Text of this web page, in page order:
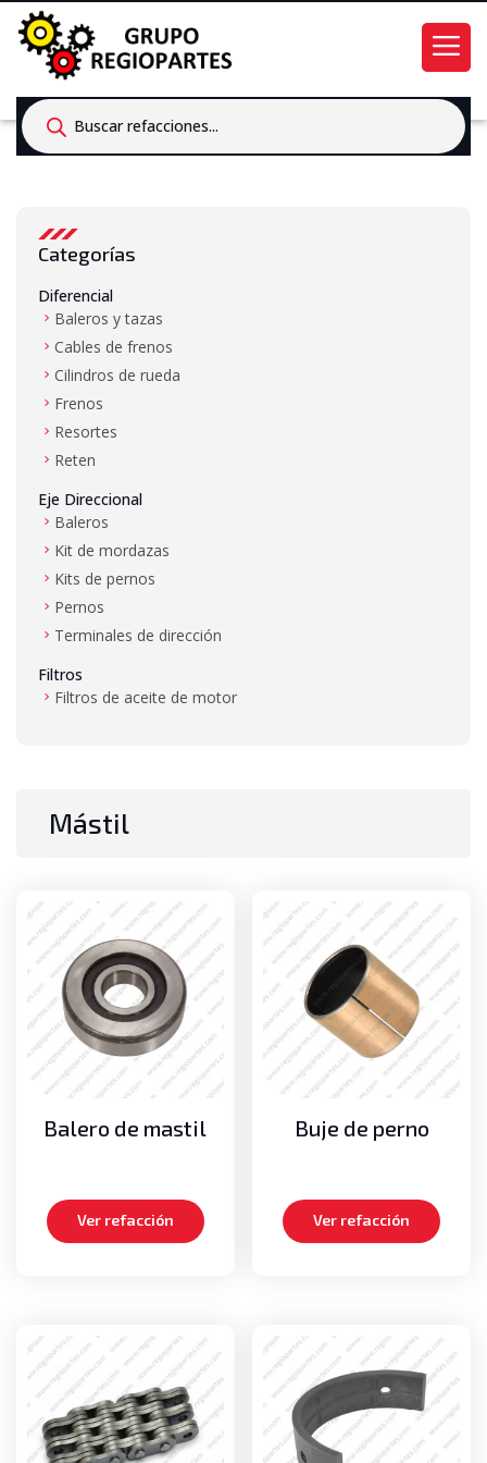
Products
search
Categorías
Diferencial
Baleros y tazas
Cables de frenos
Cilindros de rueda
Frenos
Resortes
Reten
Eje Direccional
Baleros
Kit de mordazas
Kits de pernos
Pernos
Terminales de dirección
Filtros
Filtros de aceite de motor
Filtros de transmisión
Mástil
Baleros de mástil
Bujes
Cadenas de mástil
Medias lunas
Pernos
Poleas guías de cadenas
Poleas guías de mangueras
Motor
Bielas
Carteras de empaques, Kits de empaques
Metales de bancada
Metales de biela
Pistones
Turbos
Volante o Flywheel
Mástil
Balero de mastil
Ver refacción
Buje de perno
Ver refacción